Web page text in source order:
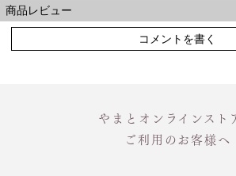
商品レビュー
コメントを書く
やまとオンラインスト
ご利用のお客様へ